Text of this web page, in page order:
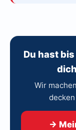
Du hast
Wir
→